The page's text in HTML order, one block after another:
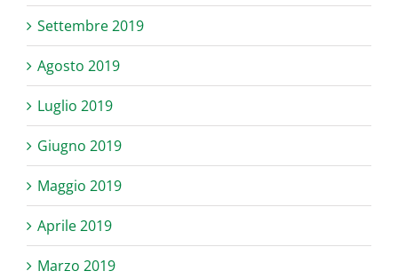
Settembre 2019
Agosto 2019
Luglio 2019
Giugno 2019
Maggio 2019
Aprile 2019
Marzo 2019